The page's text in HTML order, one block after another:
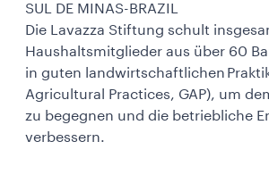
SUL DE MINAS-BRAZIL
Die Lavazza Stiftung schult
Haushaltsmitglieder aus über 60
in guten landwirtschaftlichen
Agricultural Practices, GAP), um
zu begegnen und die betriebliche
verbessern.